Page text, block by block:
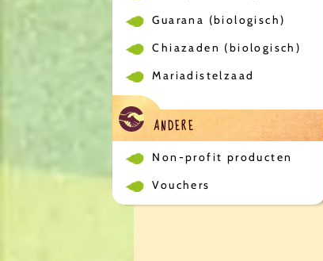
Guarana (biologisch)
Chiazaden (biologisch)
Mariadistelzaad
ANDERE
Non-profit producten
Vouchers